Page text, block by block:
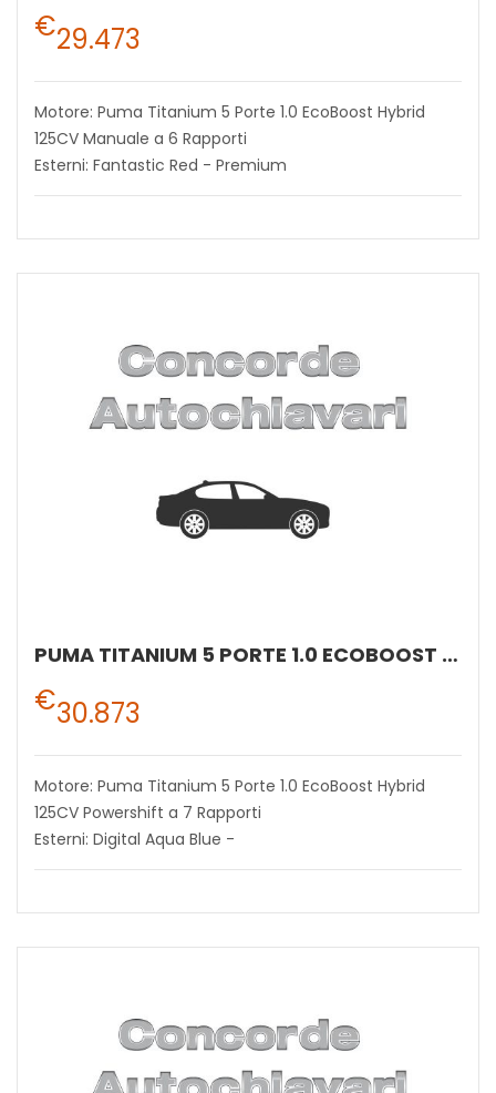
€29.473
Motore: Puma Titanium 5 Porte 1.0 EcoBoost Hybrid
125CV Manuale a 6 Rapporti
Esterni: Fantastic Red - Premium
PUMA TITANIUM 5 PORTE 1.0 ECOBOOST HYBRID 125CV POWERSHIFT A 7 RAPPORTI
€30.873
Motore: Puma Titanium 5 Porte 1.0 EcoBoost Hybrid
125CV Powershift a 7 Rapporti
Esterni: Digital Aqua Blue -